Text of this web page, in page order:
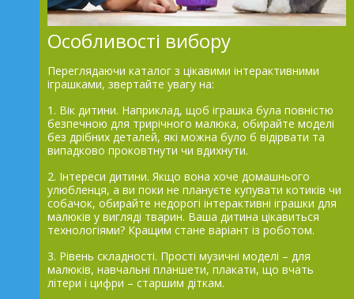
Особливості вибору
Переглядаючи каталог з цікавими інтерактивними
іграшками, звертайте увагу на:
1. Вік дитини. Наприклад, щоб іграшка була повністю
безпечною для трирічного малюка, обирайте моделі
без дрібних деталей, які можна було б відірвати та
випадково проковтнути чи вдихнути.
2. Інтереси дитини. Якщо вона хоче домашнього
улюбленця, а ви поки не плануєте купувати котиків чи
собачок, обирайте недорогі інтерактивні іграшки для
малюків у вигляді тварин. Ваша дитина цікавиться
технологіями? Кращим стане варіант із роботом.
3. Рівень складності. Прості музичні моделі – для
малюків, навчальні планшети, плакати, що вчать
літери і цифри – старшим діткам.